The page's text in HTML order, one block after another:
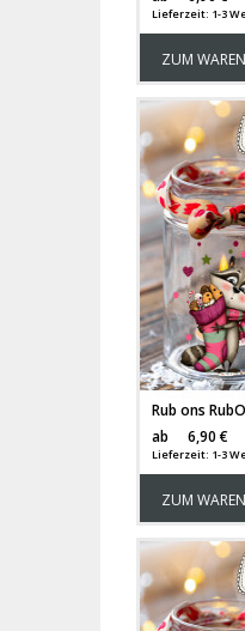
Lieferzeit: 1-3
ZUM
ab
6,90 €
Lieferzeit: 1-3
ZUM